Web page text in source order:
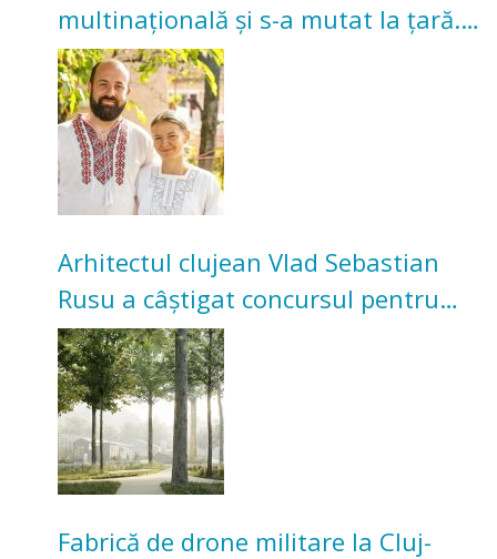
multinațională și s-a mutat la țară.
Acum cultivă legume în grădina
bunicilor
Arhitectul clujean Vlad Sebastian
Rusu a câștigat concursul pentru
transformarea Grădinii Casei
Universitarilor
Fabrică de drone militare la Cluj-